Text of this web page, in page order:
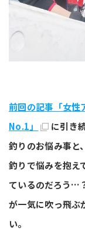
前回の記事「女性
No.1」
に引き
釣りのお悩み事と
釣りで悩みを抱え
ているのだろう…
が一気に吹っ飛ぶ
い。